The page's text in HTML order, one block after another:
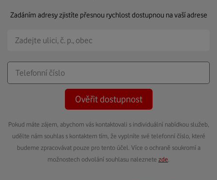
Zadáním adresy zjistíte přesnou rychlost dostupnou na vaší adrese
Ověřit dostupnost
Pokud máte zájem, abychom vás kontaktovali s individuální nabídkou služeb,
udělte nám souhlas s kontaktem tím, že vyplníte své telefonní číslo, které
budeme zpracovávat pouze pro tento účel. Více o ochraně soukromí a
možnostech odvolání souhlasu naleznete zde